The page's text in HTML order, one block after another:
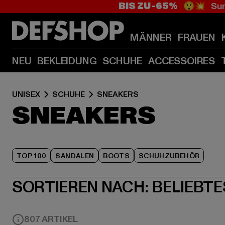
BIS ZU -65% 😲💥
MÄNNER FRAUEN
NEU BEKLEIDUNG SCHUHE ACCESSOIRES
UNISEX SCHUHE SNEAKERS
SNEAKERS
TOP 100 SANDALEN BOOTS SCHUHZUBEHÖR
SORTIEREN NACH:
807 ARTIKEL